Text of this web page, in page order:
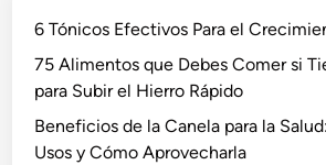
6 Tónicos Efectivos Para el
75 Alimentos que Debes Comer si
para Subir el Hierro Rápido
Beneficios de la Canela para la
Usos y Cómo Aprovecharla